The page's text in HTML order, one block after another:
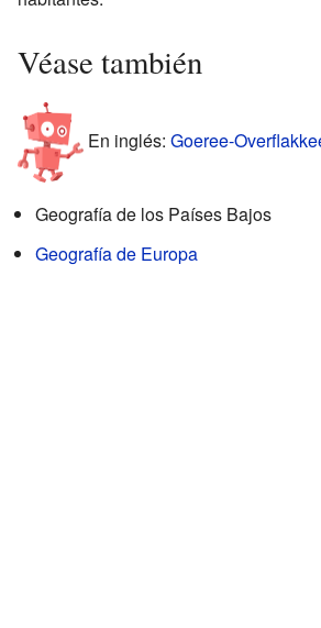
Véase también
En inglés: Goeree-
Geografía de los Países Bajos
Geografía de Europa